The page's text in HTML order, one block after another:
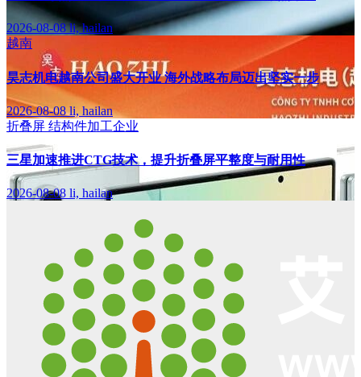
2026-08-08li, hailan
越南
昊志机电越南公司盛大开业 海外战略布局迈出坚实一步
2026-08-08li, hailan
折叠屏 结构件加工企业
三星加速推进CTG技术，提升折叠屏平整度与耐用性
2026-08-08 li, hailan